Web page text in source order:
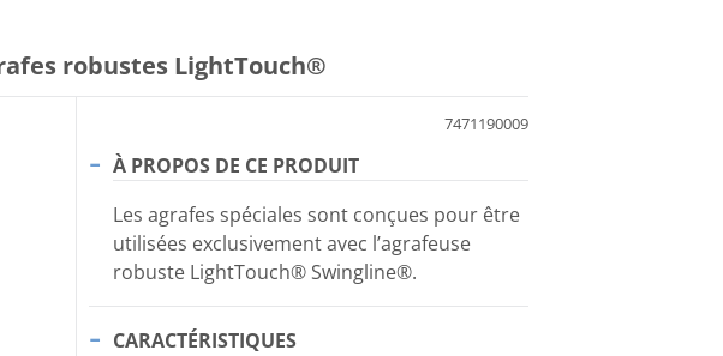
robustes LightTouch®
7471190009
À PROPOS DE CE PRODUIT
Les agrafes spéciales sont conçues pour être
utilisées exclusivement avec l’agrafeuse
robuste LightTouch® Swingline®.
CARACTÉRISTIQUES